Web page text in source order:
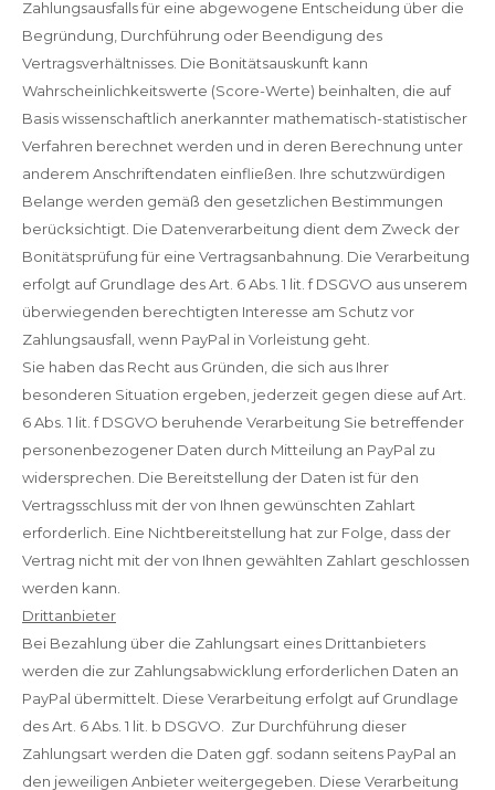
Zahlungsausfalls für eine abgewogene Entscheidung über die
Begründung, Durchführung oder Beendigung des
Vertragsverhältnisses. Die Bonitätsauskunft kann
Wahrscheinlichkeitswerte (Score-Werte) beinhalten, die auf
Basis wissenschaftlich anerkannter mathematisch-statistischer
Verfahren berechnet werden und in deren Berechnung unter
anderem Anschriftendaten einfließen. Ihre schutzwürdigen
Belange werden gemäß den gesetzlichen Bestimmungen
berücksichtigt. Die Datenverarbeitung dient dem Zweck der
Bonitätsprüfung für eine Vertragsanbahnung. Die Verarbeitung
erfolgt auf Grundlage des Art. 6 Abs. 1 lit. f DSGVO aus unserem
überwiegenden berechtigten Interesse am Schutz vor
Zahlungsausfall, wenn PayPal in Vorleistung geht.
Sie haben das Recht aus Gründen, die sich aus Ihrer
besonderen Situation ergeben, jederzeit gegen diese auf Art.
6 Abs. 1 lit. f DSGVO beruhende Verarbeitung Sie betreffender
personenbezogener Daten durch Mitteilung an PayPal zu
widersprechen. Die Bereitstellung der Daten ist für den
Vertragsschluss mit der von Ihnen gewünschten Zahlart
erforderlich. Eine Nichtbereitstellung hat zur Folge, dass der
Vertrag nicht mit der von Ihnen gewählten Zahlart geschlossen
werden kann.
Drittanbieter
Bei Bezahlung über die Zahlungsart eines Drittanbieters
werden die zur Zahlungsabwicklung erforderlichen Daten an
PayPal übermittelt. Diese Verarbeitung erfolgt auf Grundlage
des Art. 6 Abs. 1 lit. b DSGVO. Zur Durchführung dieser
Zahlungsart werden die Daten ggf. sodann seitens PayPal an
den jeweiligen Anbieter weitergegeben. Diese Verarbeitung